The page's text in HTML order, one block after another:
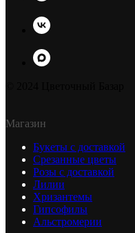
Магазин
Букеты с доставкой
Срезанные цветы
Розы с доставкой
Лилии
Хризантемы
Гипсофилы
Альстромерии